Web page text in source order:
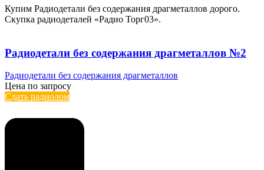
Купим Радиодетали без содержания драгметаллов дорого.
Скупка радиодеталей «Радио Торг03».
Радиодетали без содержания драгметаллов №2
Радиодетали без содержания драгметаллов
Цена по запросу
Сдать радиолом